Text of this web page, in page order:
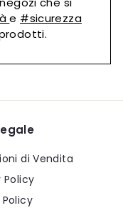
e #sicurezza
di Vendita
Policy